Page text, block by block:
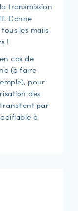
transmission
Donne
les mails
!
cas de
(à faire
pour
des
par
à